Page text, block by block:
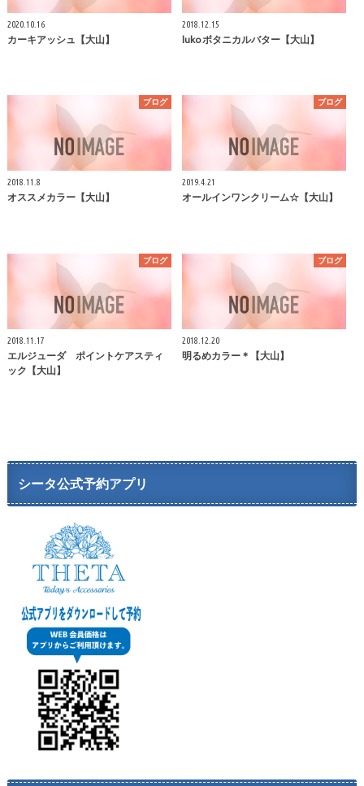
2020.10.16
カーキアッシュ【大山】
2018.12.15
luko ボタニカルバター【大山】
ブログ
2018.11.8
オススメカラー【大山】
ブログ
2019.4.21
オールインワンクリーム☆【大山】
ブログ
2018.11.17
エルジューダ ポイントケアスティ
ック【大山】
ブログ
2018.12.20
明るめカラー＊【大山】
シータ公式予約アプリ